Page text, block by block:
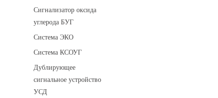
Сигнализатор оксида
углерода БУГ
Система ЭКО
Система КСОУГ
Дублирующее
сигнальное устройство
УСД